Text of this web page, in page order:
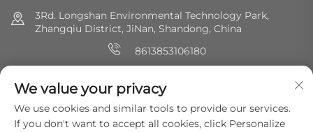
3Rd. Longshan Environmental Technology Park,
Zhangqiu District, JiNan, Shandong, China
8613853106180
[email protected]
We value your privacy
We use cookies and similar tools to provide our services.
If you don't want to accept all cookies, click Personalize